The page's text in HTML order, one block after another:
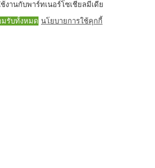
more than a decade experiences in the industry
we combine our expertise in productions,
media strategy to offer one stop service solution
งานกับพาร์ทเนอร์โซเชียลมีเดีย
มรับทั้งหมด นโยบายการใช้คุกกี้